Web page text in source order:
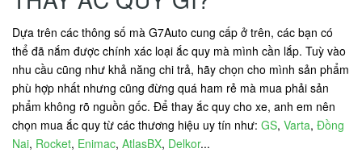
Dựa trên các thông số mà G7Auto cung cấp ở trên, các bạn có
thể đã nắm được chính xác loại ắc quy mà mình cần lắp. Tuỳ vào
nhu cầu cũng như khả năng chi trả, hãy chọn cho mình sản phẩm
phù hợp nhất nhưng cũng đừng quá ham rẻ mà mua phải sản
phẩm không rõ nguồn gốc. Để thay ắc quy cho xe, anh em nên
chọn mua ắc quy từ các thương hiệu uy tín như: GS, Varta, Đồng
Nai, Rocket, Enimac, AtlasBX, Delkor...